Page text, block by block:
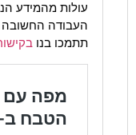
עולות מהמידע
העבודה החשובה
תתמכו בנו